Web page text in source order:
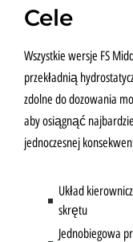
Cele
Wszystkie wersje FS
przekładnią
zdolne do dozowania
aby osiągnąć
jednoczesnej
Układ
skrętu
Jednobiegowa